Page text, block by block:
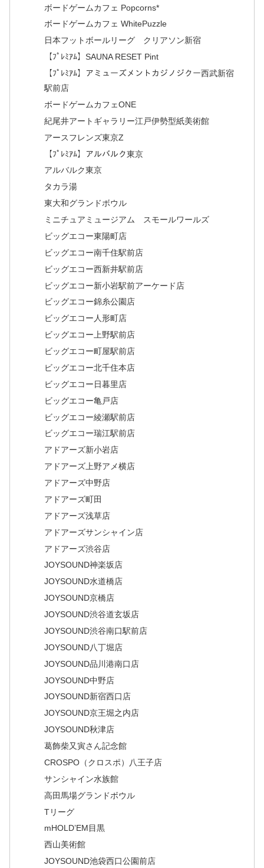
ボードゲームカフェ Popcorns*
ボードゲームカフェ WhitePuzzle
日本フットボールリーグ クリアソン新宿
【ﾌﾟﾚﾐｱﾑ】SAUNA RESET Pint
【ﾌﾟﾚﾐｱﾑ】アミューズメントカジノジクー西武新宿
駅前店
ボードゲームカフェONE
紀尾井アートギャラリー江戸伊勢型紙美術館
アースフレンズ東京Z
【ﾌﾟﾚﾐｱﾑ】アルバルク東京
アルバルク東京
タカラ湯
東大和グランドボウル
ミニチュアミュージアム スモールワールズ
ビッグエコー東陽町店
ビッグエコー南千住駅前店
ビッグエコー西新井駅前店
ビッグエコー新小岩駅前アーケード店
ビッグエコー錦糸公園店
ビッグエコー人形町店
ビッグエコー上野駅前店
ビッグエコー町屋駅前店
ビッグエコー北千住本店
ビッグエコー日暮里店
ビッグエコー亀戸店
ビッグエコー綾瀬駅前店
ビッグエコー瑞江駅前店
アドアーズ新小岩店
アドアーズ上野アメ横店
アドアーズ中野店
アドアーズ町田
アドアーズ浅草店
アドアーズサンシャイン店
アドアーズ渋谷店
JOYSOUND神楽坂店
JOYSOUND水道橋店
JOYSOUND京橋店
JOYSOUND渋谷道玄坂店
JOYSOUND渋谷南口駅前店
JOYSOUND八丁堀店
JOYSOUND品川港南口店
JOYSOUND中野店
JOYSOUND新宿西口店
JOYSOUND京王堀之内店
JOYSOUND秋津店
葛飾柴又寅さん記念館
CROSPO（クロスポ）八王子店
サンシャイン水族館
高田馬場グランドボウル
Tリーグ
mHOLD’EM目黒
西山美術館
JOYSOUND池袋西口公園前店